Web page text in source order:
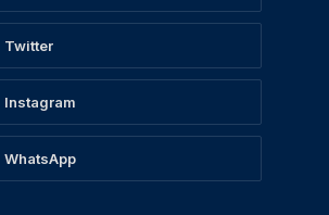
Twitter
Instagram
WhatsApp